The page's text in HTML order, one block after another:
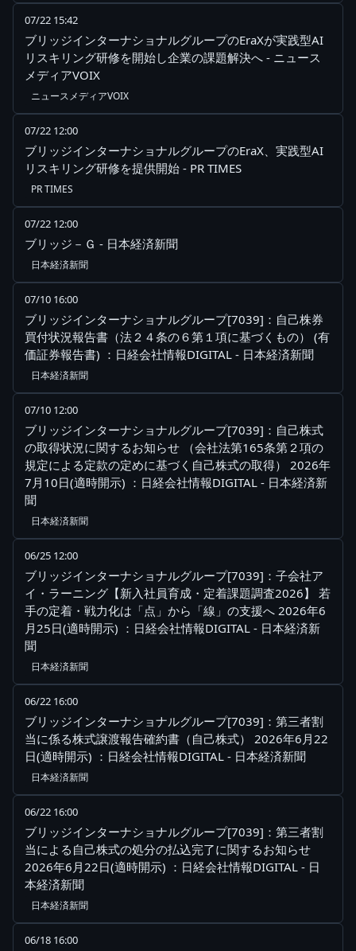
07/22 15:42
ブリッジインターナショナルグループのEraXが実践型AI
リスキリング研修を開始し企業の課題解決へ - ニュース
メディアVOIX
ニュースメディアVOIX
07/22 12:00
ブリッジインターナショナルグループのEraX、実践型AI
リスキリング研修を提供開始 - PR TIMES
PR TIMES
07/22 12:00
ブリッジ－Ｇ - 日本経済新聞
日本経済新聞
07/10 16:00
ブリッジインターナショナルグループ[7039]：自己株券
買付状況報告書（法２４条の６第１項に基づくもの） (有
価証券報告書) ：日経会社情報DIGITAL - 日本経済新聞
日本経済新聞
07/10 12:00
ブリッジインターナショナルグループ[7039]：自己株式
の取得状況に関するお知らせ （会社法第165条第２項の
規定による定款の定めに基づく自己株式の取得） 2026年
7月10日(適時開示) ：日経会社情報DIGITAL - 日本経済新
聞
日本経済新聞
06/25 12:00
ブリッジインターナショナルグループ[7039]：子会社ア
イ・ラーニング【新入社員育成・定着課題調査2026】 若
手の定着・戦力化は「点」から「線」の支援へ 2026年6
月25日(適時開示) ：日経会社情報DIGITAL - 日本経済新
聞
日本経済新聞
06/22 16:00
ブリッジインターナショナルグループ[7039]：第三者割
当に係る株式譲渡報告確約書（自己株式） 2026年6月22
日(適時開示) ：日経会社情報DIGITAL - 日本経済新聞
日本経済新聞
06/22 16:00
ブリッジインターナショナルグループ[7039]：第三者割
当による自己株式の処分の払込完了に関するお知らせ
2026年6月22日(適時開示) ：日経会社情報DIGITAL - 日
本経済新聞
日本経済新聞
06/18 16:00